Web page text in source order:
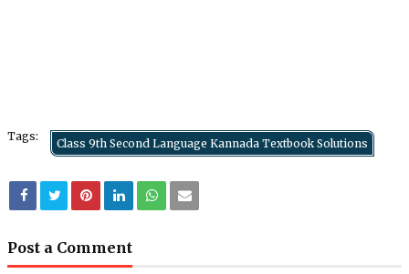
Tags:
Class 9th Second Language Kannada Textbook Solutions
Post a Comment